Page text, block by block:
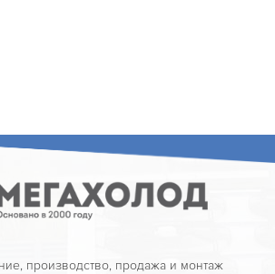
производство, продажа и монтаж